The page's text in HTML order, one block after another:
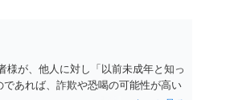
が、他人に対し「以前未成年と知っ
あれば、詐欺や恐喝の可能性が高い